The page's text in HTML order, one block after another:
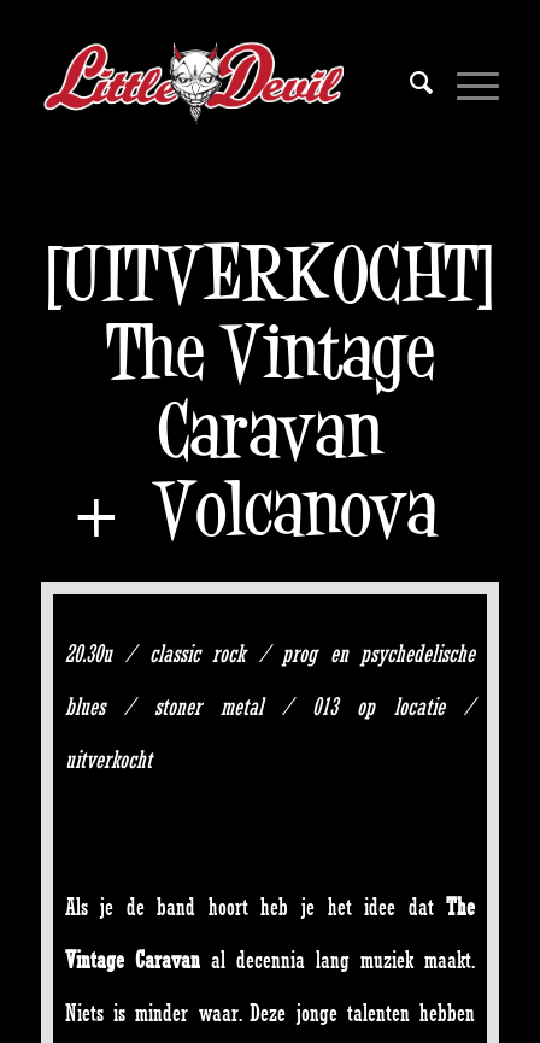
[UITVERKOCHT]
The Vintage
Caravan
+ Volcanova
20.30u / classic rock / prog en psychedelische
blues / stoner metal / 013 op locatie /
uitverkocht
Als je de band hoort heb je het idee datThe
Vintage Caravanal decennia lang muziek maakt.
Niets is minder waar. Deze jonge talenten hebben